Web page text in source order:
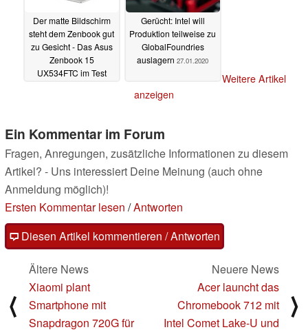
Der matte Bildschirm
steht dem Zenbook gut
zu Gesicht - Das Asus
Zenbook 15
UX534FTC im Test
Gerücht: Intel will
Produktion teilweise zu
GlobalFoundries
auslagern 27.01.2020
Weitere Artikel
anzeigen
Ein Kommentar im Forum
Fragen, Anregungen, zusätzliche Informationen zu diesem
Artikel? - Uns interessiert Deine Meinung (auch ohne
Anmeldung möglich)!
Ersten Kommentar lesen /Antworten
Diesen Artikel kommentieren / Antworten
⟨
Ältere News
Xiaomi plant
Smartphone mit
Snapdragon 720G für
Neuere News
Acer launcht das
Chromebook 712 mit
Intel Comet Lake-U und
⟩